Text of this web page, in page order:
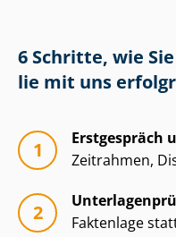
6 Schritte, wie
lie mit uns
Erstgespräch
Zeitrahmen,
Faktenlage